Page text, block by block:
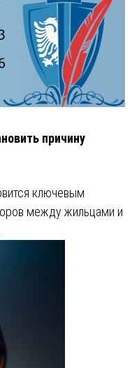
причину
ключевым
между жильцами и